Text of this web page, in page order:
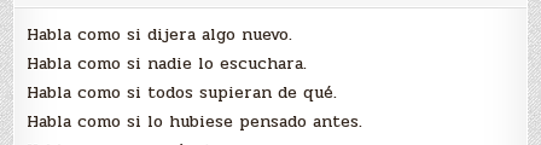
Habla como si dijera algo nuevo.
Habla como si nadie lo escuchara.
Habla como si todos supieran de qué.
Habla como si lo hubiese pensado antes.